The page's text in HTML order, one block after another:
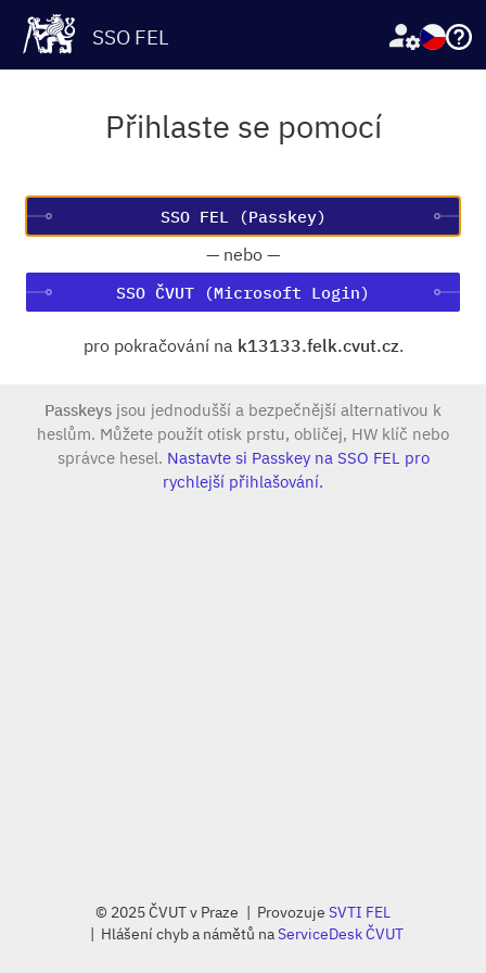
SSO FEL
Přihlaste se pomocí
— nebo —
SSO ČVUT (Microsoft Login)
pro pokračování na k13133.felk.cvut.cz.
Passkeys jsou jednodušší a bezpečnější alternativou k
heslům. Můžete použít otisk prstu, obličej, HW klíč nebo
správce hesel. Nastavte si Passkey na SSO FEL pro
rychlejší přihlašování.
© 2025 ČVUT v Praze ProvozujeSVTI FEL
Hlášení chyb a námětů naServiceDesk ČVUT